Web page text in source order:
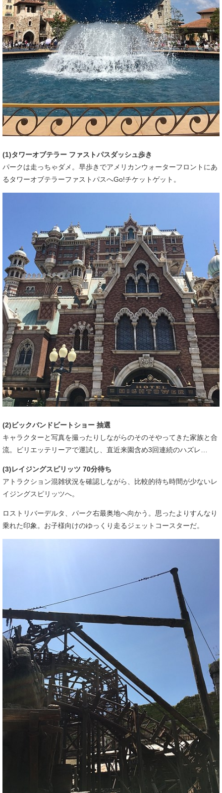
(1)タワーオブテラー ファストパスダッシュ歩き
パークは走っちゃダメ。早歩きでアメリカンウォーターフロントにあ
るタワーオブテラーファストパスへGo!チケットゲット。
(2)ビックバンドビートショー 抽選
キャラクターと写真を撮ったりしながらのそのそやってきた家族と合
流。ビリエッテリーアで運試し、直近来園含め3回連続のハズレ…
(3)レイジングスピリッツ 70分待ち
アトラクション混雑状況を確認しながら、比較的待ち時間が少ないレ
イジングスピリッツへ。
ロストリバーデルタ、パーク右最奥地へ向かう。思ったよりすんなり
乗れた印象。お子様向けのゆっくり走るジェットコースターだ。